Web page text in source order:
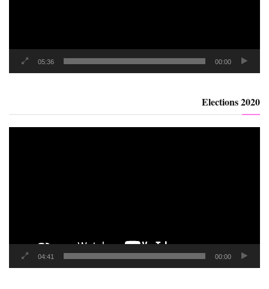
00:00
05:36
Elections 2020
مشغل
00:00
04:41